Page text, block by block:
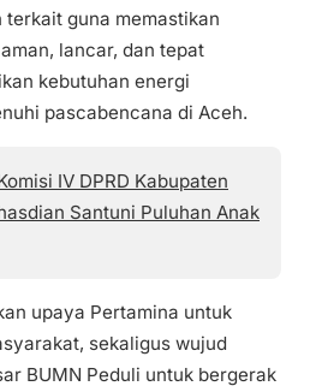
guna memastikan
lancar, dan tepat
kebutuhan energi
pascabencana di Aceh.
IV DPRD Kabupaten
Santuni Puluhan Anak
upaya Pertamina untuk
sekaligus wujud
BUMN Peduli untuk bergerak